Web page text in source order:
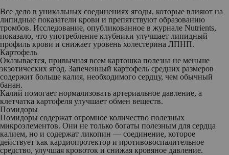
Все дело в уникальных соединениях ягоды, которые влияют на
липидные показатели крови и препятствуют образованию
тромбов. Исследование, опубликованное в журнале Nutrients,
показало, что употребление клубники улучшает липидный
профиль крови и снижает уровень холестерина ЛПНП.
Картофель
Оказывается, привычная всем картошка полезна не меньше
экзотических ягод. Запеченный картофель средних размеров
содержит больше калия, необходимого сердцу, чем обычный
банан.
Калий помогает нормализовать артериальное давление, а
клетчатка картофеля улучшает обмен веществ.
Помидоры
Помидоры содержат огромное количество полезных
микроэлементов. Они не только богаты полезным для сердца
калием, но и содержат ликопин — соединение, которое
действует как кардиопротектор и противовоспалительное
средство, улучшая кровоток и снижая кровяное давление.